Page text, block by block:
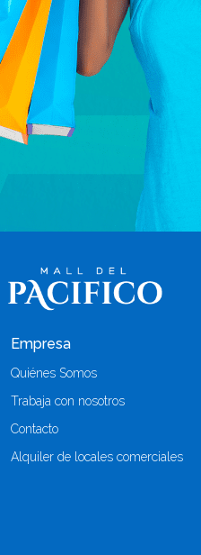
Empresa
Quiénes Somos
Trabaja con nosotros
Contacto
Alquiler de locales comerciales